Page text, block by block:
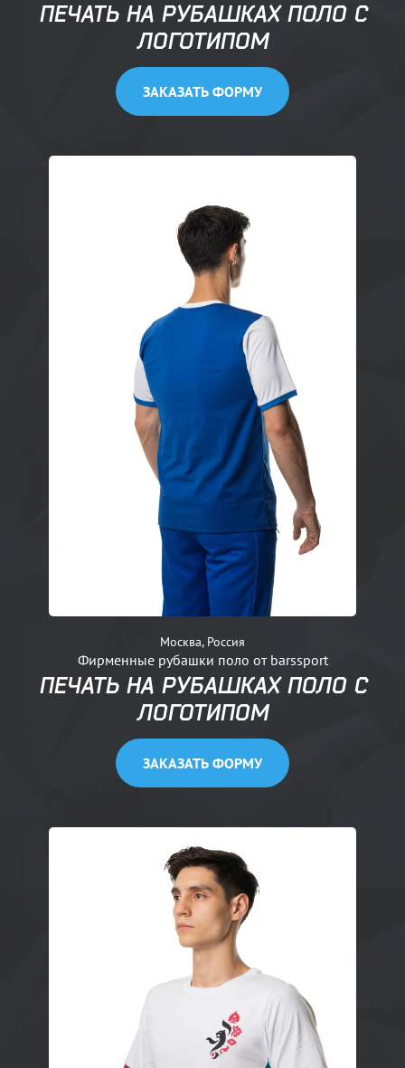
ПЕЧАТЬ НА РУБАШКАХ ПОЛО С
ЛОГОТИПОМ
ЗАКАЗАТЬ ФОРМУ
Москва, Россия
Фирменные рубашки поло от barssport
ПЕЧАТЬ НА РУБАШКАХ ПОЛО С
ЛОГОТИПОМ
ЗАКАЗАТЬ ФОРМУ